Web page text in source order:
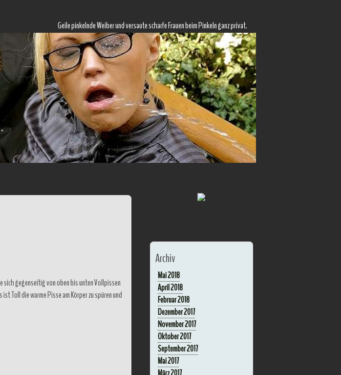
Geile pinkelnde Weiber und versaute scharfe Frauen beim Pinkeln ganz privat.
sich gegenseitig von oben bis unten Vollpissen
Toll die warme Pisse am Körper zu spüren und
Archiv
Mai 2018
April 2018
Februar 2018
Dezember 2017
November 2017
Oktober 2017
September 2017
Mai 2017